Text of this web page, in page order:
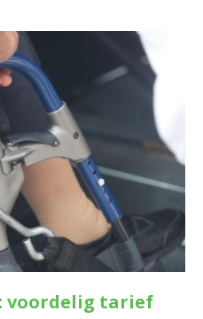
voordelig tarief